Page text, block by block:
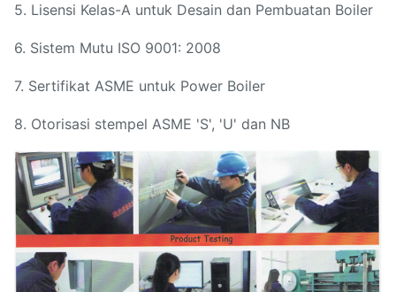
5. Lisensi Kelas-A untuk Desain dan Pembuatan Boiler
6. Sistem Mutu ISO 9001: 2008
7. Sertifikat ASME untuk Power Boiler
8. Otorisasi stempel ASME 'S', 'U' dan NB